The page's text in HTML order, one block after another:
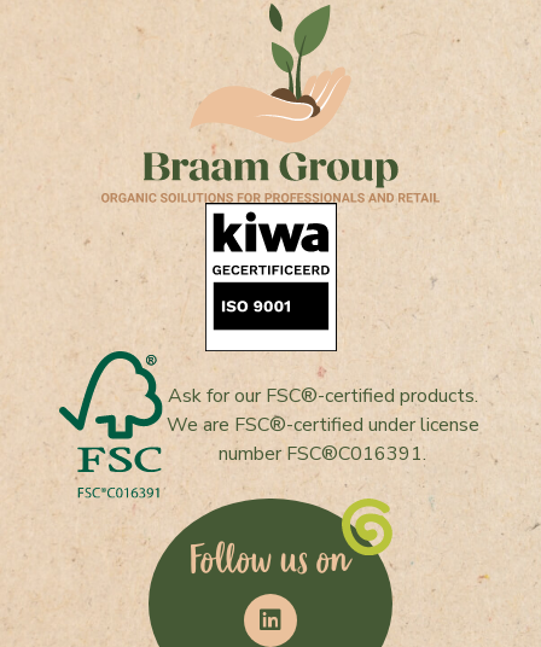
Ask for our FSC®-certified products.
We are FSC®-certified under license
number FSC®C016391.
Follow us on